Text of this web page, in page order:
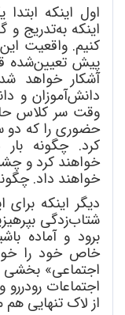
اول اینکه
اینکه بهتدریج و
کنیم. واقعیت
پیش تعیینشده
آشکار خواهد
دانشآموزان و
وقت سر کلاس
حضوری را که دو
کرد. چگونه بار
خواهند کرد و
خواهند داد.
دیگر اینکه
شتابزدگی
برود و آماده
خاص خود را
اجتماعی» بخشی
اجتماعات
از لاک تنهایی